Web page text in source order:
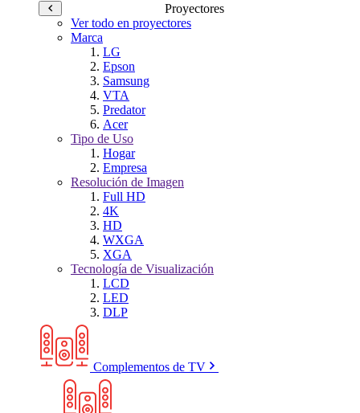
Proyectores
Ver todo en proyectores
Marca
LG
Epson
Samsung
VTA
Predator
Acer
Tipo de Uso
Hogar
Empresa
Resolución de Imagen
Full HD
4K
HD
WXGA
XGA
Tecnología de Visualización
LCD
LED
DLP
Complementos de TV